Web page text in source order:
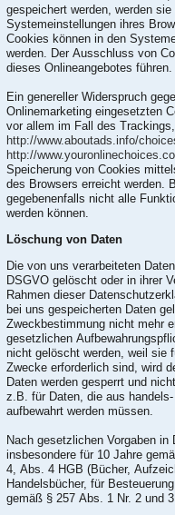
gespeichert werden, werden
Systemeinstellungen ihres
Cookies können in den
werden. Der Ausschluss von
dieses Onlineangebotes führen.
Ein genereller Widerspruch
Onlinemarketing eingesetzten
vor allem im Fall des
http://www.aboutads.info/
http://
Speicherung von Cookies
des Browsers erreicht werden.
gegebenenfalls nicht alle
werden können.
Löschung von Daten
Die von uns verarbeiteten
DSGVO gelöscht oder in ihrer
Rahmen dieser
bei uns gespeicherten Daten
Zweckbestimmung nicht mehr
gesetzlichen
nicht gelöscht werden, weil sie
Zwecke erforderlich sind, wird
Daten werden gesperrt und
z.B. für Daten, die aus
aufbewahrt werden müssen.
Nach gesetzlichen Vorgaben
insbesondere für 10 Jahre
4, Abs. 4 HGB (Bücher,
Handelsbücher, für
gemäß § 257 Abs. 1 Nr. 2 und